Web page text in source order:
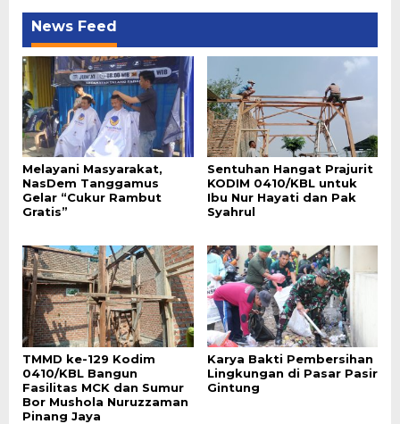
News Feed
Melayani Masyarakat,
NasDem Tanggamus
Gelar “Cukur Rambut
Gratis”
Sentuhan Hangat Prajurit
KODIM 0410/KBL untuk
Ibu Nur Hayati dan Pak
Syahrul
TMMD ke-129 Kodim
0410/KBL Bangun
Fasilitas MCK dan Sumur
Bor Mushola Nuruzzaman
Pinang Jaya
Karya Bakti Pembersihan
Lingkungan di Pasar Pasir
Gintung